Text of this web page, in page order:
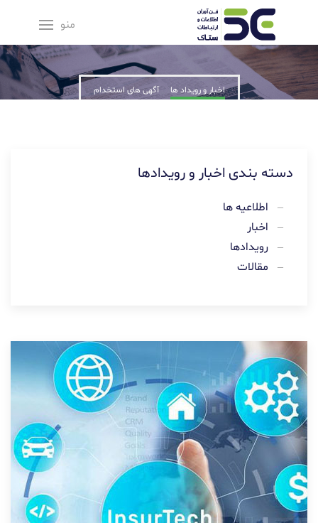
منو
شرح خبر
News description
اخبار و رویداد ها آگهی های استخدام
دسته بندی اخبار و رویدادها
اطلاعیه ها
اخبار
رویدادها
مقالات